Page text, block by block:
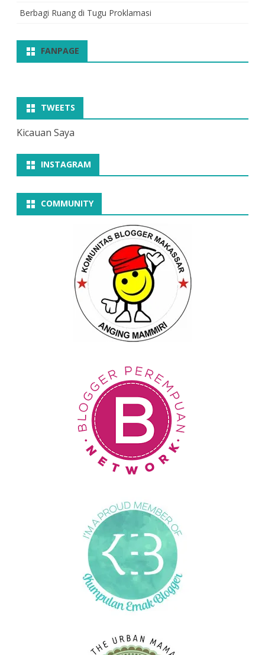
Berbagi Ruang di Tugu Proklamasi
FANPAGE
TWEETS
Kicauan Saya
INSTAGRAM
COMMUNITY